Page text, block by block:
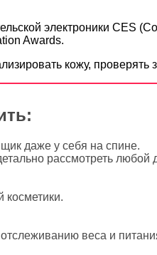
электроники CES
Awards.
кожу,
даже у себя на спине.
рассмотреть
косметики.
веса и